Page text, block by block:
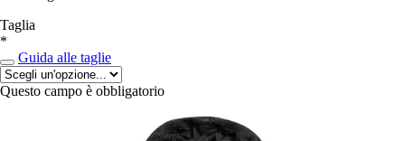
Taglia
*
Guida alle taglie
Questo campo è obbligatorio